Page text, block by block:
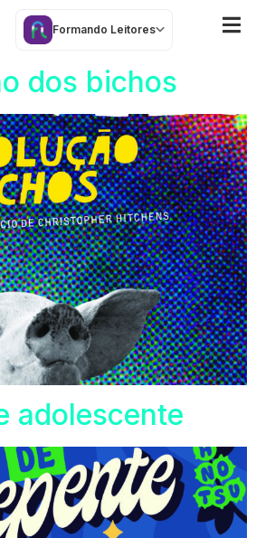
Formando Leitores
9º ano
dos bichos
adolescente